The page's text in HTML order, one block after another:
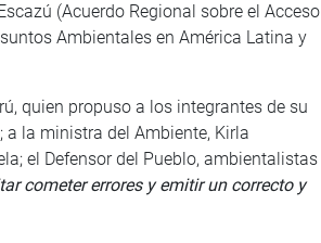
(Acuerdo Regional sobre el Acceso
Ambientales en América Latina y
quien propuso a los integrantes de su
a la ministra del Ambiente, Kirla
el Defensor del Pueblo, ambientalistas
cometer errores y emitir un correcto y